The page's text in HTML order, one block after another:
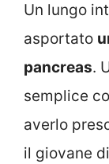
Un lungo
asportato
pancreas.
semplice
averlo
il giovane